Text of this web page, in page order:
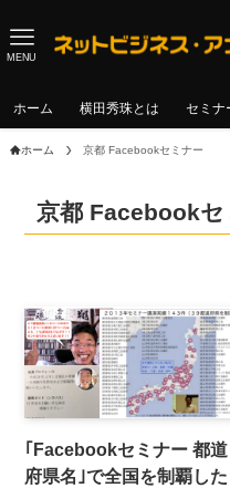
MENU
ホーム 横田秀珠とは セミナ
ホーム 京都 Facebookセミナー
京都 Facebookセ
｢Facebookセミナー 都道
府県名｣で全国を制覇した